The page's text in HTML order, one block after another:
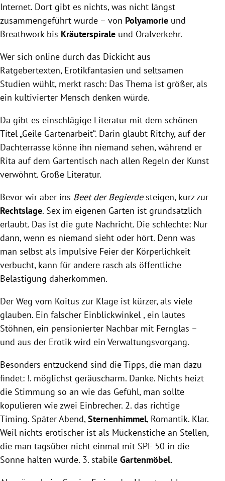
Internet. Dort gibt es nichts, was nicht längst
zusammengeführt wurde – von Polyamorie und
Breathwork bis Kräuterspirale und Oralverkehr.
Wer sich online durch das Dickicht aus
Ratgebertexten, Erotikfantasien und seltsamen
Studien wühlt, merkt rasch: Das Thema ist größer, als
ein kultivierter Mensch denken würde.
Da gibt es einschlägige Literatur mit dem schönen
Titel „Geile Gartenarbeit“. Darin glaubt Ritchy, auf der
Dachterrasse könne ihn niemand sehen, während er
Rita auf dem Gartentisch nach allen Regeln der Kunst
verwöhnt. Große Literatur.
Bevor wir aber ins Beet der Begierdesteigen, kurz zur
Rechtslage. Sex im eigenen Garten ist grundsätzlich
erlaubt. Das ist die gute Nachricht. Die schlechte: Nur
dann, wenn es niemand sieht oder hört. Denn was
man selbst als impulsive Feier der Körperlichkeit
verbucht, kann für andere rasch als öffentliche
Belästigung daherkommen.
Der Weg vom Koitus zur Klage ist kürzer, als viele
glauben. Ein falscher Einblickwinkel , ein lautes
Stöhnen, ein pensionierter Nachbar mit Fernglas –
und aus der Erotik wird ein Verwaltungsvorgang.
Besonders entzückend sind die Tipps, die man dazu
findet: !. möglichst geräuscharm. Danke. Nichts heizt
die Stimmung so an wie das Gefühl, man sollte
kopulieren wie zwei Einbrecher. 2. das richtige
Timing. Später Abend,Sternenhimmel, Romantik. Klar.
Weil nichts erotischer ist als Mückenstiche an Stellen,
die man tagsüber nicht einmal mit SPF 50 in die
Sonne halten würde. 3. stabile Gartenmöbel.